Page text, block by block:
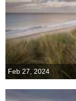
Feb 27, 2024